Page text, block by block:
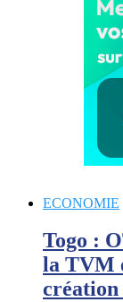
ECONOMIE
Togo :
la TVM
création